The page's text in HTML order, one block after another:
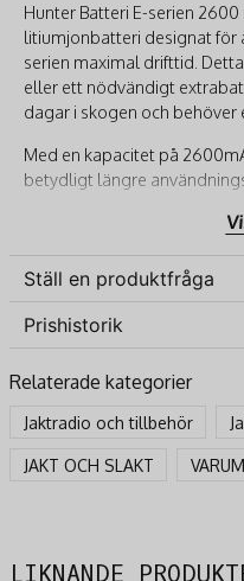
Hunter Batteri E-serien
litiumjonbatteri designat för
serien maximal drifttid.
eller ett nödvändigt
dagar i skogen och behöver
Med en kapacitet på
betydligt längre
funktionell under hela
kväll, vilket är avgörande
i jaktlaget.
Batteriet är av litiumjon-typ,
livslängd, ingen
även i kalla temperaturer –
jaktförhållanden. Det är
alla radiomodeller inom
Hunter Batteri E-
pålitlighet i kyla.
Ställ en produktfråga
question
Fråga oss något om
name
Namn
Mejladress
Prishistorik
Relaterade kategorier
Jaktradio och tillbehör
JAKT OCH SLAKT
LIKNANDE